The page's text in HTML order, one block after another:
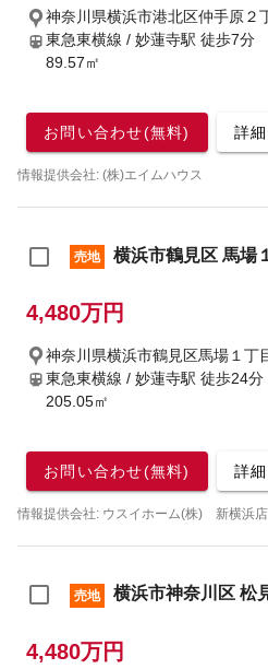
神奈川県横浜市港北区仲手原２
東急東横線 / 妙蓮寺駅 徒歩7分
89.57㎡
お問い合わせ(無料) 詳
情報提供会社: (株)エイムハウス
売地 横浜市鶴見区 馬場
4,480万円
神奈川県横浜市鶴見区馬場１丁
東急東横線 / 妙蓮寺駅 徒歩24分
205.05㎡
お問い合わせ(無料) 詳
情報提供会社: ウスイホーム(株) 新横浜店
売地 横浜市神奈川区 松
4,480万円